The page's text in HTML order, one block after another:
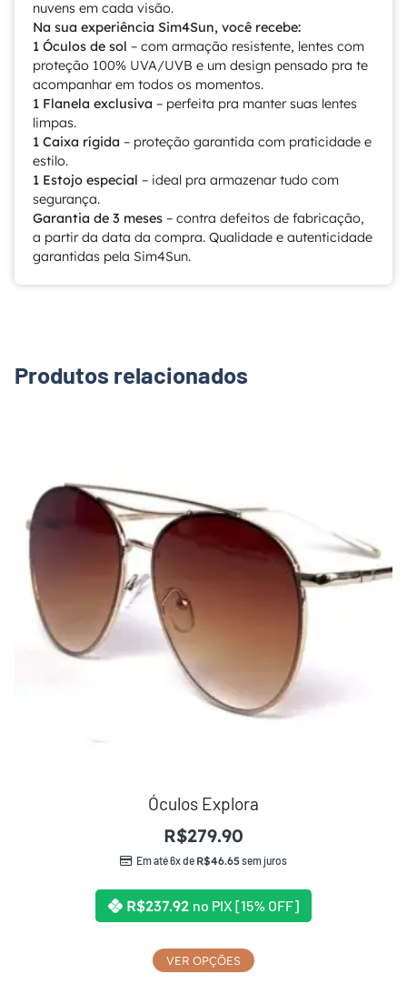
nuvens em cada visão.
Na sua experiência Sim4Sun, você recebe:
1 Óculos de sol – com armação resistente, lentes com
proteção 100% UVA/UVB e um design pensado pra te
acompanhar em todos os momentos.
1 Flanela exclusiva – perfeita pra manter suas lentes
limpas.
1 Caixa rígida – proteção garantida com praticidade e
estilo.
1 Estojo especial – ideal pra armazenar tudo com
segurança.
Garantia de 3 meses – contra defeitos de fabricação,
a partir da data da compra. Qualidade e autenticidade
garantidas pela Sim4Sun.
Produtos relacionados
Óculos Explora
R$279.90
Em até 6x de R$46.65sem juros
R$237.92 no PIX [15% OFF]
VER OPÇÕES